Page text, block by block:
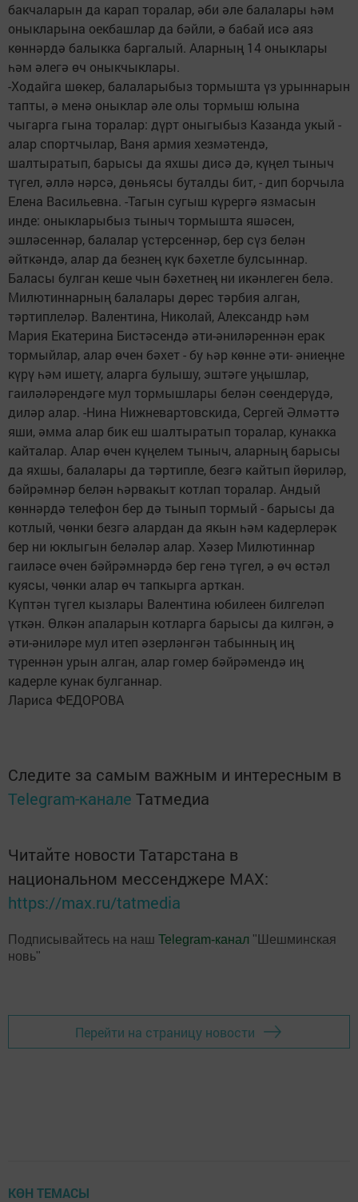
бакчаларын да карап торалар, әби әле балалары һәм
оныкларына оекбашлар да бәйли, ә бабай исә аяз
көннәрдә балыкка баргалый. Аларның 14 оныклары
һәм әлегә өч оныкчыклары.
-Ходайга шөкер, балаларыбыз тормышта үз урыннарын
тапты, ә менә оныклар әле олы тормыш юлына
чыгарга гына торалар: дүрт оныгыбыз Казанда укый -
алар спортчылар, Ваня армия хезмәтендә,
шалтыратып, барысы да яхшы дисә дә, күңел тыныч
түгел, әллә нәрсә, дөньясы буталды бит, - дип борчыла
Елена Васильевна. -Тагын сугыш күрергә язмасын
инде: оныкларыбыз тыныч тормышта яшәсен,
эшләсеннәр, балалар үстерсеннәр, бер сүз белән
әйткәндә, алар да безнең күк бәхетле булсыннар.
Баласы булган кеше чын бәхетнең ни икәнлеген белә.
Милютиннарның балалары дөрес тәрбия алган,
тәртиплеләр. Валентина, Николай, Александр һәм
Мария Екатерина Бистәсендә әти-әниләреннән ерак
тормыйлар, алар өчен бәхет - бу һәр көнне әти- әниеңне
күрү һәм ишетү, аларга булышу, эштәге уңышлар,
гаиләләрендәге мул тормышлары белән сөендерүдә,
диләр алар. -Нина Нижневартовскида, Сергей Әлмәттә
яши, әмма алар бик еш шалтыратып торалар, кунакка
кайталар. Алар өчен күңелем тыныч, аларның барысы
да яхшы, балалары да тәртипле, безгә кайтып йөриләр,
бәйрәмнәр белән һәрвакыт котлап торалар. Андый
көннәрдә телефон бер дә тынып тормый - барысы да
котлый, чөнки безгә алардан да якын һәм кадерлерәк
бер ни юклыгын беләләр алар. Хәзер Милютиннар
гаиләсе өчен бәйрәмнәрдә бер генә түгел, ә өч өстәл
куясы, чөнки алар өч тапкырга арткан.
Күптән түгел кызлары Валентина юбилеен билгеләп
үткән. Өлкән апаларын котларга барысы да килгән, ә
әти-әниләре мул итеп әзерләнгән табынның иң
түреннән урын алган, алар гомер бәйрәмендә иң
кадерле кунак булганнар.
Лариса ФЕДОРОВА
Следите за самым важным и интересным в
Telegram-канале Татмедиа
Читайте новости Татарстана в
национальном мессенджере MАХ:
https://max.ru/tatmedia
Подписывайтесь на наш Telegram-канал "Шешминская
новь"
Перейти на страницу новости
КӨН ТЕМАСЫ